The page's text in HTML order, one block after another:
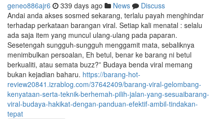
geneo886ajr6 339 days ago News
Discuss
Andai anda akses sosmed sekarang, terlalu payah menghindar
terhadap perkataan barangan viral. Setiap kali menatal : selalu
ada saja item yang muncul ulang-ulang pada paparan.
Sesetengah sungguh-sungguh menggamit mata, sebaliknya
menimbulkan persoalan, Eh betul, benar ke barang ni betul
berkualiti, atau semata buzz?” Budaya benda viral memang
bukan kejadian baharu. https://barang-hot-
review20841.izrablog.com/37642409/barang-viral-gelombang-
kenyataan-serta-teknik-berhemah-pilih-jalan-yang-sesuaibarang-
viral-budaya-hakikat-dengan-panduan-efektif-ambil-tindakan-
tepat